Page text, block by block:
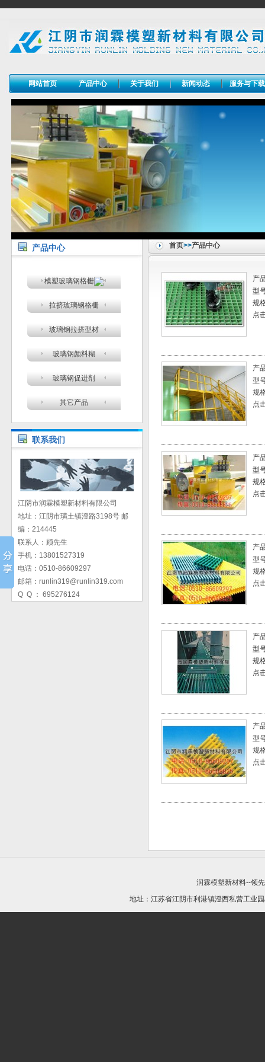
网站首页 产品中心 关于我们 新闻动态 服务与下载
产品中心
模塑玻璃钢格栅
拉挤玻璃钢格栅
玻璃钢拉挤型材
玻璃钢颜料糊
玻璃钢促进剂
其它产品
联系我们
江阴市润霖模塑新材料有限公司
地址：江阴市璜土镇澄路3198号 邮
编：214445
联系人：顾先生
手机：13801527319
电话：0510-86609297
邮箱：runlin319@runlin319.com
Q Q ： 695276124
首页>>产品中心
产
型
规
点
产
型
规
点
产
型
规
点
产
型
规
点
产
型
规
点
产
型
规
点
润霖模塑新材料--领
地址：江苏省江阴市利港镇澄西私营工业